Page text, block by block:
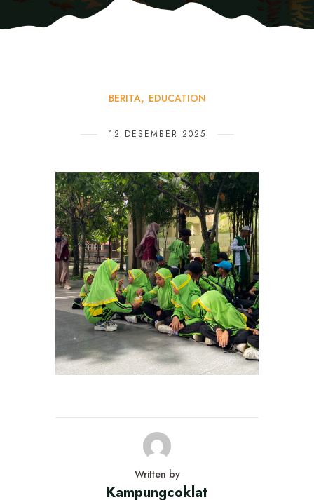
BERITA EDUCATION
12 DESEMBER 2025
Written by
Kampungcoklat